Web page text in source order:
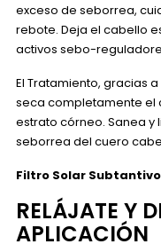
exceso de seborrea,
rebote. Deja el cabello
activos sebo-
El Tratamiento, gracias
seca completamente el
estrato córneo. Sanea
seborrea del cuero
Filtro Solar
RELÁJATE Y
APLICACIÓN